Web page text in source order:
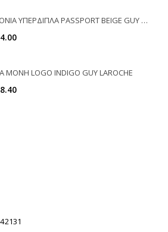
ΣΕΤ ΣΕΝΤΟΝΙΑ ΥΠΕΡΔΙΠΛΑ PASSPORT BEIGE GUY LAROCHE
ΜΟΝΗ LOGO INDIGO GUY LAROCHE